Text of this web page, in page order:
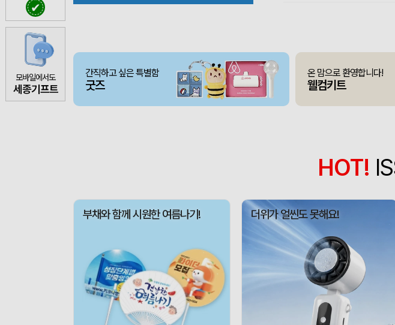
✔
모바일에서도
세종기프트
375348
375347 김OO
노OO
375367
375366
375364 울OO
375363 이OO
간직하고 싶은 특별함
굿즈
온 맘으로 환영합니다!
웰컴키트
HOT!
부채와 함께 시원한 여름나기! 더위가 얼씬도 못해요!